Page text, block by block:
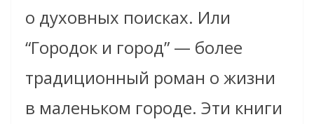
о духовных поисках. Или
“Городок и город” — более
традиционный роман о жизни
в маленьком городе. Эти книги